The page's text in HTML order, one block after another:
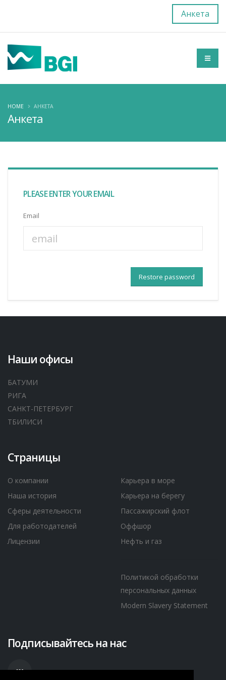
Анкета
Анкета
HOME АНКЕТА
PLEASE ENTER YOUR EMAIL
Email
Наши офисы
БАТУМИ
РИГА
САНКТ-ПЕТЕРБУРГ
ТБИЛИСИ
Страницы
О компании
Наша история
Сферы деятельности
Для работодателей
Лицензии
Карьера в море
Карьера на берегу
Пассажирский флот
Оффшор
Нефть и газ
Политикой обработки
персональных данных
Modern Slavery Statement
Подписывайтесь на нас